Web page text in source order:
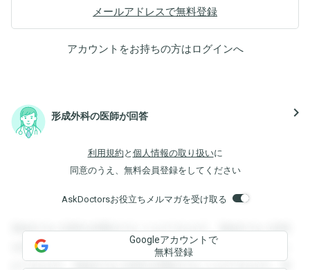
メールアドレスで無料登録
アカウントをお持ちの方はログインへ
形成外科の医師が回答 navigate_next
利用規約 と 個人情報の取り扱いに
同意のうえ、無料会員登録をしてください
AskDoctorsお役立ちメルマガを受け取る
登録すると回答を閲覧することができます。登録すると回答
を閲覧することができます。登録すると回答を閲覧すること
ができます。登録すると回答を閲覧することができます。登
Googleアカウントで
無料登録